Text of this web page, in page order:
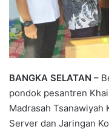
BANGKA SELATAN –
pondok pesantren
Madrasah Tsanawiyah
Server dan Jaringan